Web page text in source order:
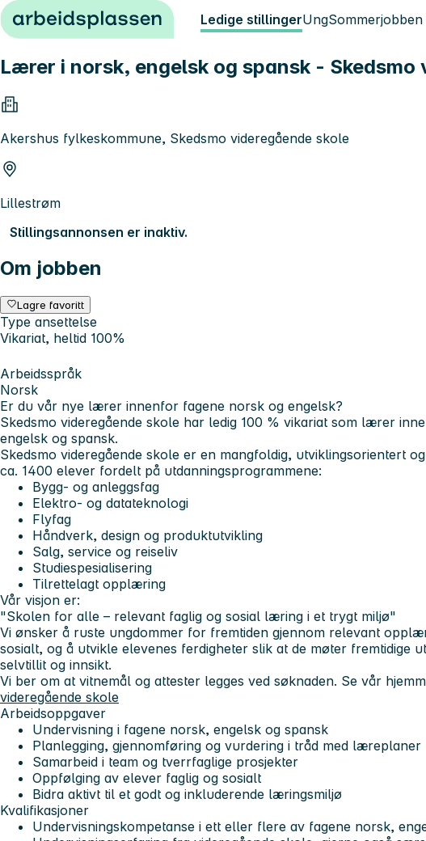
Hopp til innhold Ledige stillingerUngSommerjobben
Lærer i norsk, engelsk og spansk - Skedsmo
Akershus fylkeskommune, Skedsmo videregående skole
Lillestrøm
Stillingsannonsen er inaktiv.
Om jobben
Lagre favoritt
Type ansettelse
Vikariat, heltid 100%
Arbeidsspråk
Norsk
Er du vår nye lærer innenfor fagene norsk og engelsk?
Skedsmo videregående skole har ledig 100 % vikariat som lærer
engelsk og spansk.
Skedsmo videregående skole er en mangfoldig, utviklingsorientert
ca. 1400 elever fordelt på utdanningsprogrammene:
Bygg- og anleggsfag
Elektro- og datateknologi
Flyfag
Håndverk, design og produktutvikling
Salg, service og reiseliv
Studiespesialisering
Tilrettelagt opplæring
Vår visjon er:
"Skolen for alle – relevant faglig og sosial læring i et trygt miljø"
Vi ønsker å ruste ungdommer for fremtiden gjennom relevant
sosialt, og å utvikle elevenes ferdigheter slik at de møter fremtidige
selvtillit og innsikt.
Vi ber om at vitnemål og attester legges ved søknaden. Se vår
videregående skole
Arbeidsoppgaver
Undervisning i fagene norsk, engelsk og spansk
Planlegging, gjennomføring og vurdering i tråd med læreplaner
Samarbeid i team og tverrfaglige prosjekter
Oppfølging av elever faglig og sosialt
Bidra aktivt til et godt og inkluderende læringsmiljø
Kvalifikasjoner
Undervisningskompetanse i ett eller flere av fagene norsk,